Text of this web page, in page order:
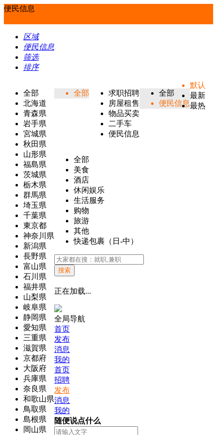
便民信息
区域
便民信息
筛选
排序
全部
北海道
青森県
岩手県
宮城県
秋田県
山形県
福島県
茨城県
栃木県
群馬県
埼玉県
千葉県
東京都
神奈川県
新潟県
長野県
富山県
石川県
福井県
山梨県
岐阜県
静岡県
愛知県
三重県
滋賀県
京都府
大阪府
兵庫県
奈良県
和歌山県
鳥取県
島根県
岡山県
全部
求职招聘
房屋租售
物品买卖
二手车
便民信息
全部
便民信息
全部
美食
酒店
休闲娱乐
生活服务
购物
旅游
其他
快递包裹（日-中）
默认
最新
最热
搜索
正在加载...
全局导航
首页
发布
消息
我的
首页
招聘
发布
消息
我的
随便说点什么